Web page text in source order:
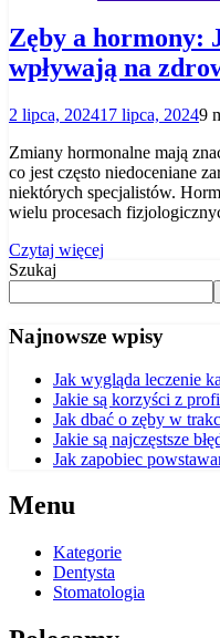
Zęby a hormony:
wpływają na
2 lipca, 202417 lipca, 20249
Zmiany hormonalne mają
co jest często niedoceniane
niektórych specjalistów.
wielu procesach
Czytaj więcej
Szukaj
Najnowsze wpisy
Jak wygląda leczenie
Jakie są korzyści z
Jak dbać o zęby w
Jakie są najczęstsze
Jak zapobiec
Menu
Kategorie
Dentysta
Stomatologia